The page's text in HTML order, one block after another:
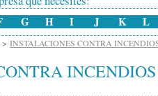
G H I J K L
INSTALACIONES CONTRA